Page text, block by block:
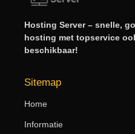
Hosting Server – snelle,
hosting met topservice
beschikbaar!
Sitemap
Home
Informatie